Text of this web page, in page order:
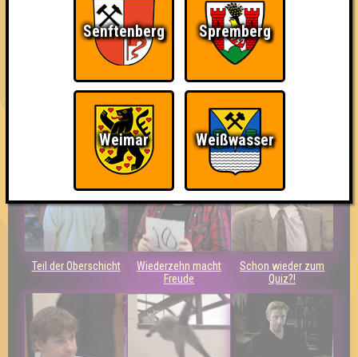
Pussycat Unicorns
Errungenschaften
Kleiner Hinweis: bei uns sind Teams, die in einem Stechen
verlieren, trotzdem auf dem 1. Platz - den haben sie sich
schließlich verdient! Entsprechend gibt es für diese auch
Errungenschaften für den 1. Platz.
Teil der Oberschicht
Wiederzehn macht
Freude
Schon wieder zum
Quiz?!
Senftenberg Spremberg
Weimar Weißwasser